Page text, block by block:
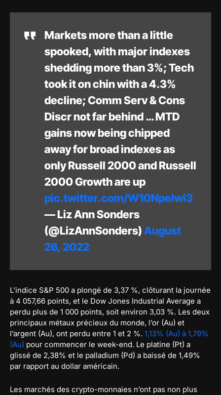
Markets more than a little
spooked, with major indexes
shedding more than 3%; Tech
took it on chin with a 4.3%
decline; Comm Serv & Cons
Discr not far behind … MTD
gains now being chipped
away for broad indexes as
only Russell 2000 and Russell
2000 Growth are up
pic.twitter.com/W10NpeIwi3
— Liz Ann Sonders
(@LizAnnSonders)August
26, 2022
L’indice S&P 500 a plongé de 3,37 %, clôturant la journée
à 4 057,66 points, et le Dow Jones Industrial Average a
perdu plus de 1 000 points, soit environ 3,03 %. Les deux
principaux métaux précieux du monde, l’or (Au) et
l’argent (Au), ont perdu entre 1 et 2 %. 1,13% (Au) à 1,79%
(Au) pour commencer le week-end. Le platine (Pt) a
glissé de 2,38% et le palladium (Pd) a baissé de 1,49%
par rapport au dollar américain.
Les marchés des crypto-monnaies n’ont pas non plus